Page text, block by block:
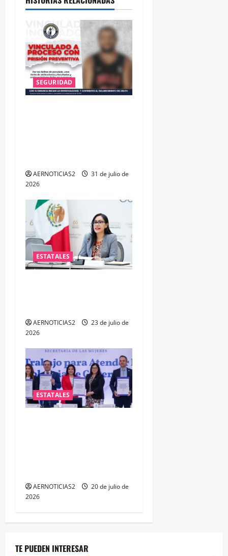
SEGURIDAD
AERNOTICIAS2
31 de julio de
2026
ESTATALES
AERNOTICIAS2
23 de julio de
2026
ESTATALES
AERNOTICIAS2
20 de julio de
2026
TE PUEDEN INTERESAR